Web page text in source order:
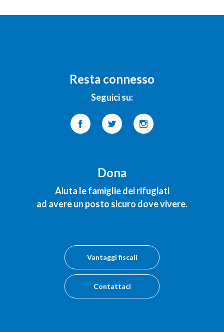
Resta connesso
Seguici su:
Dona
Aiuta le famiglie dei rifugiati
ad avere un posto sicuro dove vivere.
Vantaggi fiscali
Contattaci